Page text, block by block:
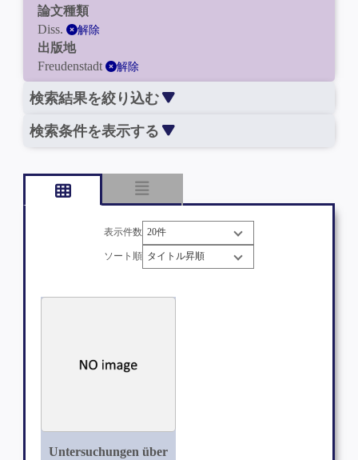
論文種類
Diss.
解除
出版地
Freudenstadt
解除
検索結果を絞り込む
検索条件を表示する
表示件数
ソート順
Untersuchungen über